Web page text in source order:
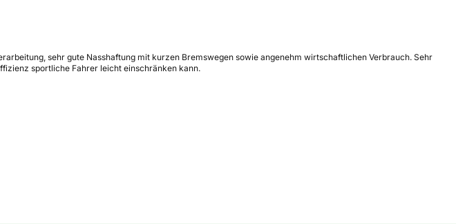
sehr gute Nasshaftung mit kurzen Bremswegen sowie angenehm wirtschaftlichen Verbrauch. Sehr
sportliche Fahrer leicht einschränken kann.